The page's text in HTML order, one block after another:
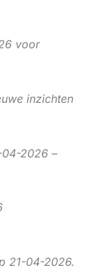
voor
inzichten
2026 –
21-04-2026.